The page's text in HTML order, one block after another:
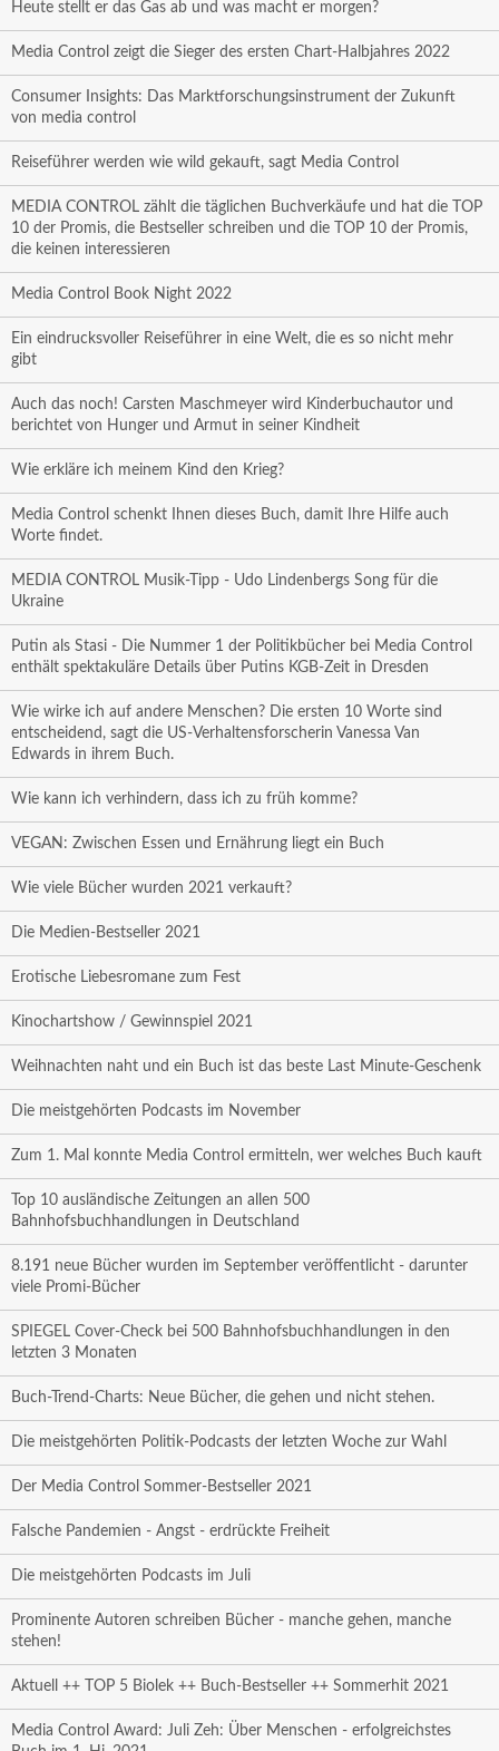
Heute stellt er das Gas ab und was macht er morgen?
Media Control zeigt die Sieger des ersten Chart-Halbjahres 2022
Consumer Insights: Das Marktforschungsinstrument der Zukunft
von media control
Reiseführer werden wie wild gekauft, sagt Media Control
MEDIA CONTROL zählt die täglichen Buchverkäufe und hat die TOP
10 der Promis, die Bestseller schreiben und die TOP 10 der Promis,
die keinen interessieren
Media Control Book Night 2022
Ein eindrucksvoller Reiseführer in eine Welt, die es so nicht mehr
gibt
Auch das noch! Carsten Maschmeyer wird Kinderbuchautor und
berichtet von Hunger und Armut in seiner Kindheit
Wie erkläre ich meinem Kind den Krieg?
Media Control schenkt Ihnen dieses Buch, damit Ihre Hilfe auch
Worte findet.
MEDIA CONTROL Musik-Tipp - Udo Lindenbergs Song für die
Ukraine
Putin als Stasi - Die Nummer 1 der Politikbücher bei Media Control
enthält spektakuläre Details über Putins KGB-Zeit in Dresden
Wie wirke ich auf andere Menschen? Die ersten 10 Worte sind
entscheidend, sagt die US-Verhaltensforscherin Vanessa Van
Edwards in ihrem Buch.
Wie kann ich verhindern, dass ich zu früh komme?
VEGAN: Zwischen Essen und Ernährung liegt ein Buch
Wie viele Bücher wurden 2021 verkauft?
Die Medien-Bestseller 2021
Erotische Liebesromane zum Fest
Kinochartshow / Gewinnspiel 2021
Weihnachten naht und ein Buch ist das beste Last Minute-Geschenk
Die meistgehörten Podcasts im November
Zum 1. Mal konnte Media Control ermitteln, wer welches Buch kauft
Top 10 ausländische Zeitungen an allen 500
Bahnhofsbuchhandlungen in Deutschland
8.191 neue Bücher wurden im September veröffentlicht - darunter
viele Promi-Bücher
SPIEGEL Cover-Check bei 500 Bahnhofsbuchhandlungen in den
letzten 3 Monaten
Buch-Trend-Charts: Neue Bücher, die gehen und nicht stehen.
Die meistgehörten Politik-Podcasts der letzten Woche zur Wahl
Der Media Control Sommer-Bestseller 2021
Falsche Pandemien - Angst - erdrückte Freiheit
Die meistgehörten Podcasts im Juli
Prominente Autoren schreiben Bücher - manche gehen, manche
stehen!
Aktuell ++ TOP 5 Biolek ++ Buch-Bestseller ++ Sommerhit 2021
Media Control Award: Juli Zeh: Über Menschen - erfolgreichstes